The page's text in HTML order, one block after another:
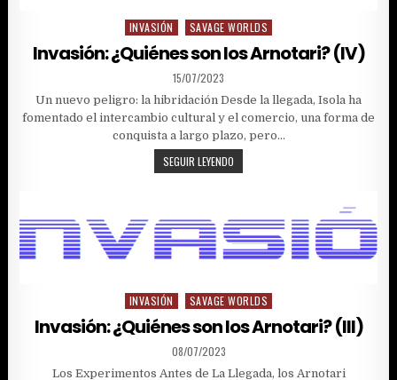
Posted
in
INVASIÓN SAVAGE WORLDS
Invasión: ¿Quiénes son los Arnotari? (IV)
PUBLISHED
DATE:
15/07/2023
Un nuevo peligro: la hibridación Desde la llegada, Isola ha
fomentado el intercambio cultural y el comercio, una forma de
conquista a largo plazo, pero…
SEGUIR LEYENDO
¿QUIÉNES
ARNOTARI?
(IV)
Posted
in
INVASIÓN SAVAGE WORLDS
Invasión: ¿Quiénes son los Arnotari? (III)
PUBLISHED
DATE:
08/07/2023
Los Experimentos Antes de La Llegada, los Arnotari